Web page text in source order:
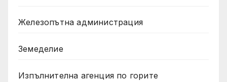
Железопътна администрация
Земеделие
Изпълнителна агенция по горите